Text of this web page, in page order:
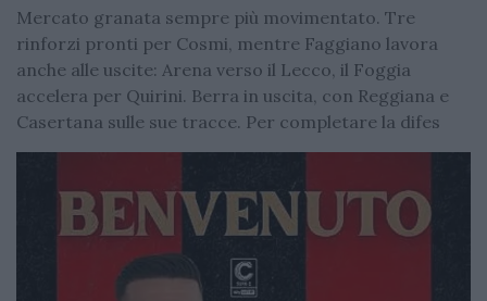
Mercato granata sempre più movimentato. Tre
rinforzi pronti per Cosmi, mentre Faggiano lavora
anche alle uscite: Arena verso il Lecco, il Foggia
accelera per Quirini. Berra in uscita, con Reggiana e
Casertana sulle sue tracce. Per completare la difes